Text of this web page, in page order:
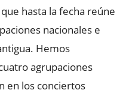
hasta la fecha reúne
nacionales e
Hemos
agrupaciones
en los conciertos